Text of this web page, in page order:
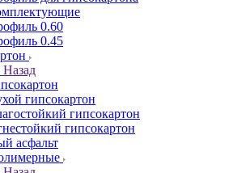
0.60
0.45
Назад
гипсокартон
гипсокартон
гипсокартон
асфальт